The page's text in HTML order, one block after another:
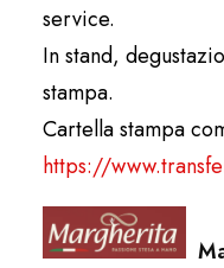
service.
In stand,
stampa.
Cartella stampa
https://